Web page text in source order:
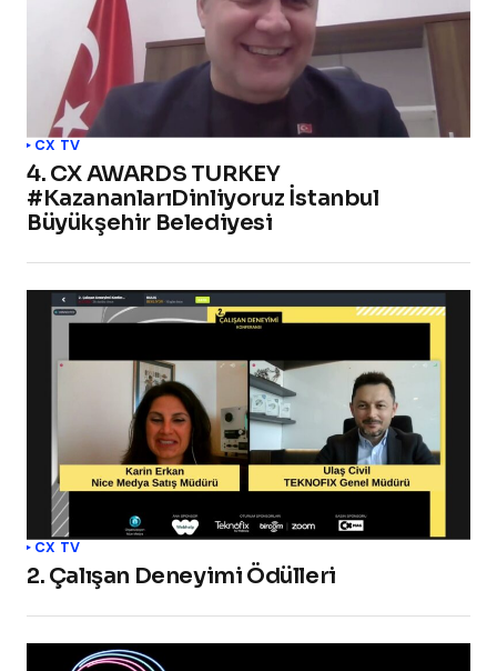
CX TV
4. CX AWARDS TURKEY
#KazananlarıDinliyoruz İstanbul
Büyükşehir Belediyesi
CX TV
2. Çalışan Deneyimi Ödülleri